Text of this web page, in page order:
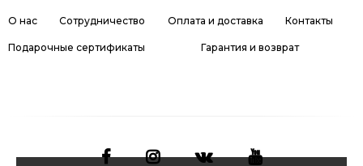
О нас Сотрудничество Оплата и доставка Контакты
Подарочные сертификаты Гарантия и возврат